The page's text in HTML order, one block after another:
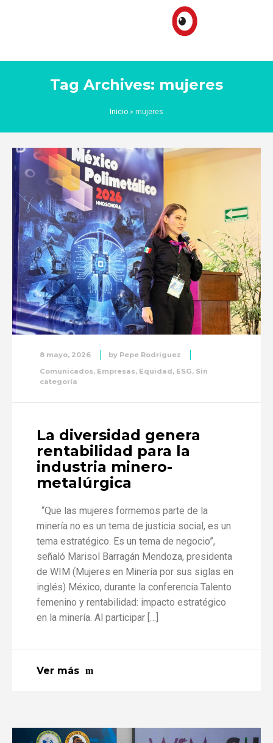
Tag Archives: mujeres
Inicio » mujeres
8 mayo, 2026 by Pepe Rodriguez
Comunicados, Empresas, Equidad, ESG, Sin
categoría
La diversidad genera
rentabilidad para la
industria minero-
metalúrgica
“Que las mujeres formemos parte de la
minería no es un tema de justicia social, es un
tema estratégico. Es un tema de negocio”,
señaló Marisol Barragán Mendoza, presidenta
de WIM (Mujeres en Minería por sus siglas en
inglés) México, durante la conferencia Talento
femenino y rentabilidad: impacto estratégico
en la minería. Al participar […]
Ver más